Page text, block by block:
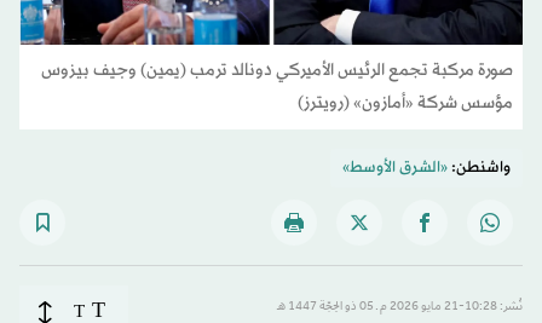
صورة مركبة تجمع الرئيس الأميركي دونالد ترمب (يمين) وجيف بيزوس
مؤسس شركة «أمازون» (رويترز)
واشنطن:«الشرق الأوسط»
نُشر: 10:28-21 مايو 2026 م ـ 05 ذو الحِجّة 1447 هـ T
T